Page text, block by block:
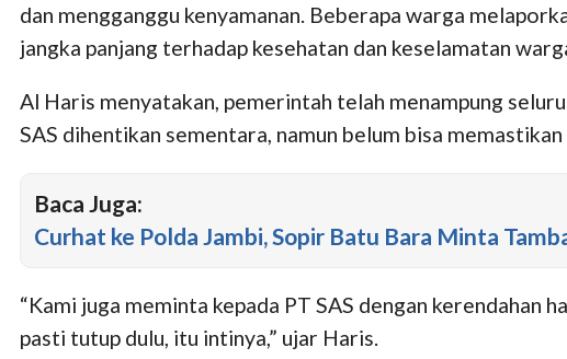
dan mengganggu kenyamanan. Beberapa warga
jangka panjang terhadap kesehatan dan keselamatan
Al Haris menyatakan, pemerintah telah menampung
SAS dihentikan sementara, namun belum bisa
Baca Juga:
Curhat ke Polda Jambi, Sopir Batu Bara Minta
“Kami juga meminta kepada PT SAS dengan
pasti tutup dulu, itu intinya,” ujar Haris.